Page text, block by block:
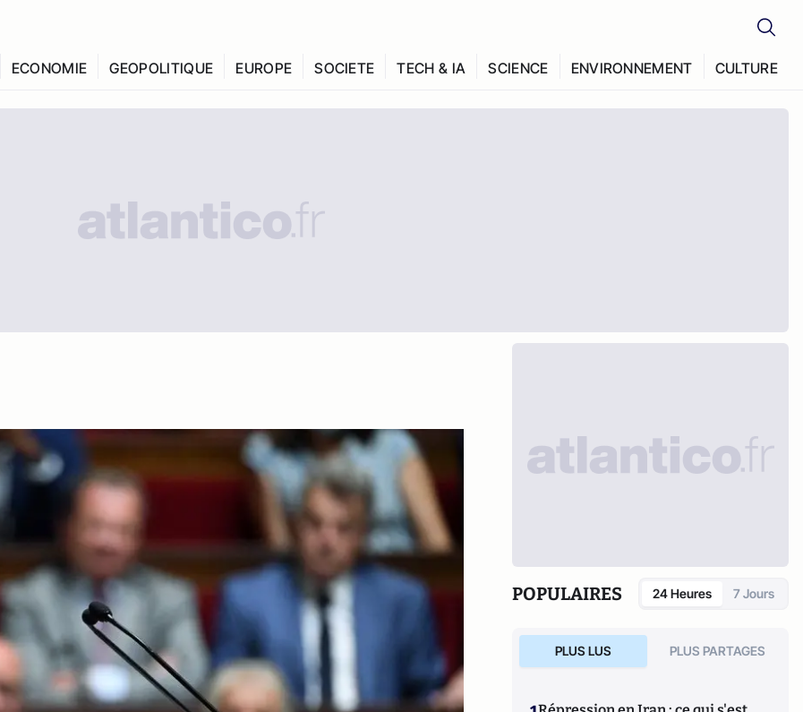
ECONOMIE GEOPOLITIQUE EUROPE SOCIETE TECH & IA SCIENCE ENVIRONNEMENT CULTURE
POPULAIRES 24 Heures 7 Jours
PLUS LUS PLUS PARTAGES